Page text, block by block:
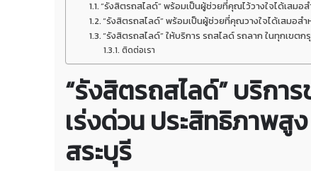
“รังสิตรถสไลด์” พร้อมเป็นผู้ช่วยที่คุณไว้วางใจได้เสมอ
“รังสิตรถสไลด์” พร้อมเป็นผู้ช่วยที่คุณวางใจได้เสมอส
“รังสิตรถสไลด์” ให้บริการ รถสไลด์ รถลาก ในทุกเขต
ติดต่อเรา
“รังสิตรถสไลด์” บริกา
เร่งด่วน ประสิทธิภาพสู
สระบุรี